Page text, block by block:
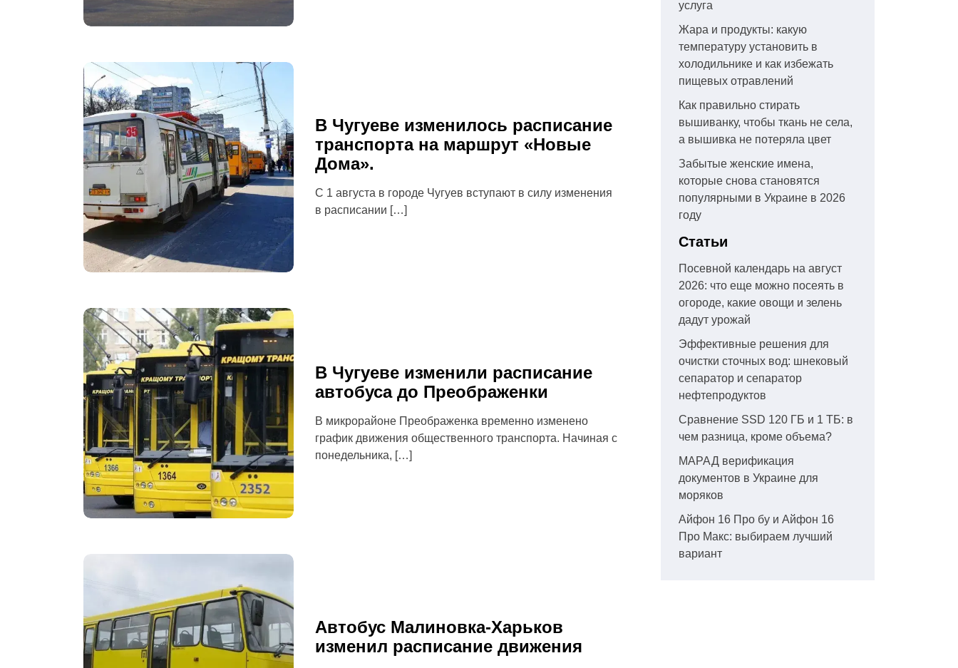
В Чугуеве изменилось расписание
транспорта на маршрут «Новые
Дома».
С 1 августа в городе Чугуев вступают в силу изменения
в расписании […]
В Чугуеве изменили расписание
автобуса до Преображенки
В микрорайоне Преображенка временно изменено
график движения общественного транспорта. Начиная с
понедельника, […]
Автобус Малиновка-Харьков
изменил расписание движения
услуга
Жара и продукты: какую
температуру установить в
холодильнике и как избежать
пищевых отравлений
Как правильно стирать
вышиванку, чтобы ткань не села,
а вышивка не потеряла цвет
Забытые женские имена,
которые снова становятся
популярными в Украине в 2026
году
Статьи
Посевной календарь на август
2026: что еще можно посеять в
огороде, какие овощи и зелень
дадут урожай
Эффективные решения для
очистки сточных вод: шнековый
сепаратор и сепаратор
нефтепродуктов
Сравнение SSD 120 ГБ и 1 ТБ: в
чем разница, кроме объема?
МАРАД верификация
документов в Украине для
моряков
Айфон 16 Про бу и Айфон 16
Про Макс: выбираем лучший
вариант